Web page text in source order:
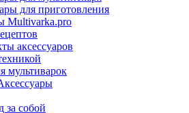
для приготовления
Multivarka.pro
аксессуаров
мультиварок
за собой